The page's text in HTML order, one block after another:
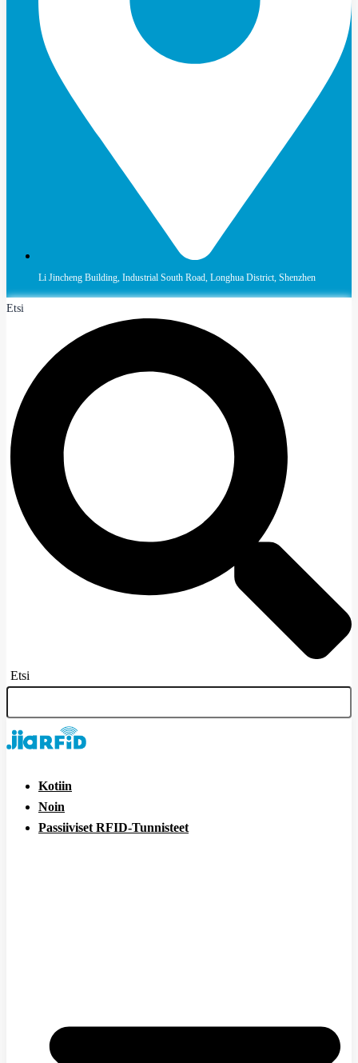
Li Jincheng Building, Industrial South Road, Longhua District, Shenzhen
Etsi
Etsi
Kotiin
Noin
Passiiviset RFID-Tunnisteet